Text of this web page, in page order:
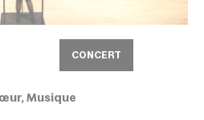
CONCERT
Musique